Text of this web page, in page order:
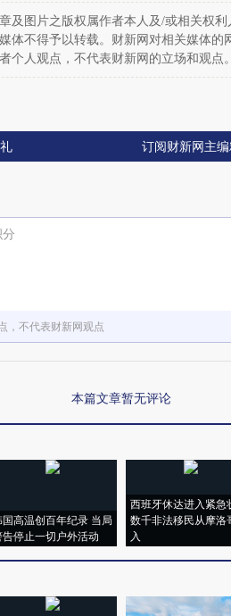
及图片之版权属作者本人及/或相关权
体不得予以转载。财新网对相关媒体的
个人观点，不代表财新网的立场和观点。
订阅财新网主
，不代表财新网观点
本篇文章暂无评论
国高温创百年纪录 当局
告停止一切户外活动
西班牙休达进入紧急
数千非法移民从摩洛
入